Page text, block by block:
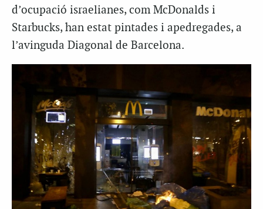
d’ocupació israelianes, com McDonalds i
Starbucks, han estat pintades i apedregades, a
l’avinguda Diagonal de Barcelona.